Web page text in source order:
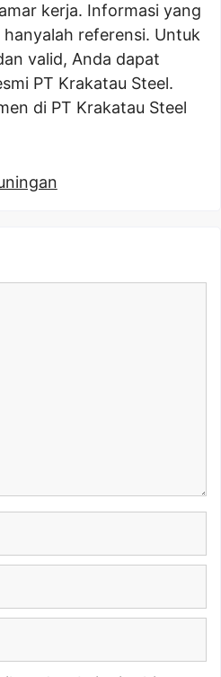
kerja. Informasi yang
referensi. Untuk
valid, Anda dapat
PT Krakatau Steel.
di PT Krakatau Steel